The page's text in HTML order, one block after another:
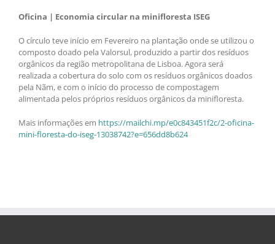
Oficina | Economia circular na minifloresta ISEG
O círculo teve início em Fevereiro na plantação onde se utilizou o
composto doado pela Valorsul, produzido a partir dos resíduos
orgânicos da região metropolitana de Lisboa. Agora será
realizada a cobertura do solo com os resíduos orgânicos doados
pela Nãm, e com o início do processo de compostagem
alimentada pelos próprios resíduos orgânicos da minifloresta.
Mais informações em https://mailchi.mp/e0c843451f2c/2-oficina-
mini-floresta-do-iseg-13038742?e=656dd8b624